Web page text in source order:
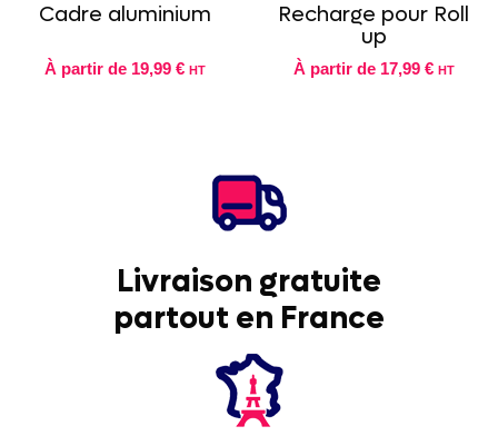
Cadre aluminium
À partir de 19,99 € HT
Recharge pour Roll
up
À partir de 17,99 € HT
Livraison gratuite
partout en France